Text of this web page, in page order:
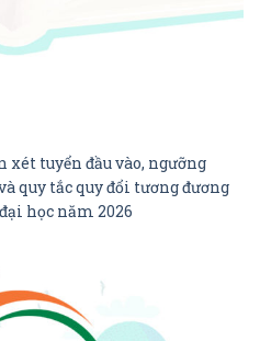
xét tuyển đầu vào, ngưỡng
quy tắc quy đổi tương đương
học năm 2026